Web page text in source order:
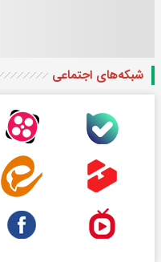
شبکه‌های اجتماعی